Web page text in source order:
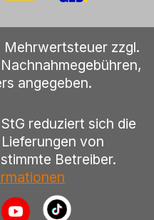
Mehrwertsteuer zzgl.
angegeben.
reduziert sich die
von
Betreiber.
auf Facebook
Solar auf Instagram
DNS Solar auf